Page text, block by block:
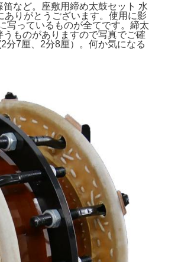
など。座敷用締め太鼓セット 水
りがとうございます。使用に影
っているものが全てです。締太
ものがありますので写真でご確
7厘、2分8厘）。何か気になる